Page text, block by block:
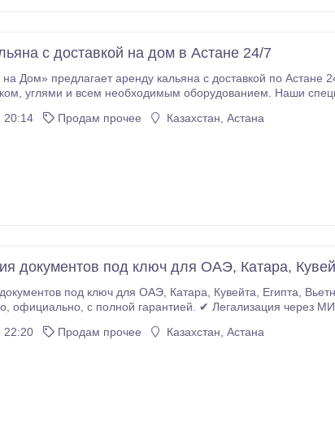
с доставкой на дом в Астане 24/7
Дом» предлагает аренду кальяна с доставкой по Астане
кальян, чтобы
сервиса.
20:14 Продам прочее Казахстан, Астана
документов под ключ для ОАЭ, Катара,
Катара, Кувейта, Египта, Вьетнама. Апостилирование документов для стран ЕС и
и
отзывов в Google.
22:20 Продам прочее Казахстан, Астана